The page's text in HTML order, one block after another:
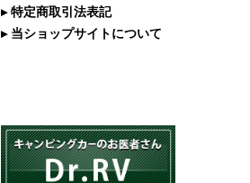
▸ 特定商取引法表記
▸ 当ショップサイトについて